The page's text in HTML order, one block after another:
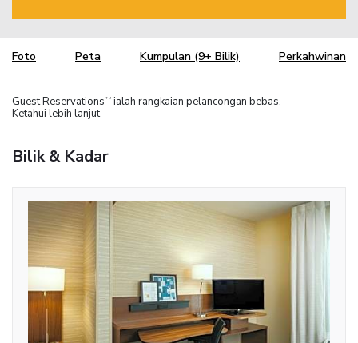
Foto Peta Kumpulan (9+ Bilik) Perkahwinan
Guest Reservations TM ialah rangkaian pelancongan bebas.
Ketahui lebih lanjut
Bilik & Kadar